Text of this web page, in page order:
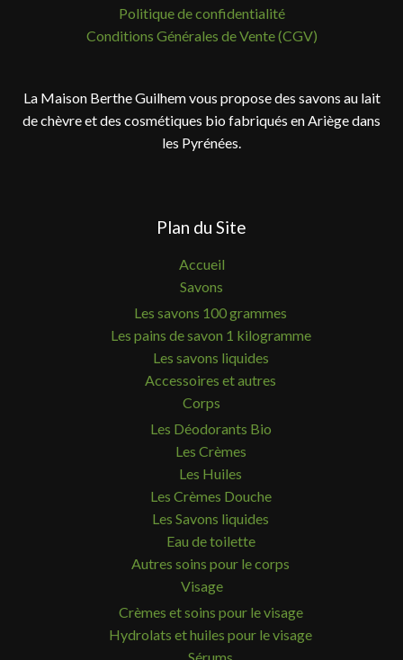
Politique de confidentialité
Conditions Générales de Vente (CGV)
La Maison Berthe Guilhem vous propose des savons au lait
de chèvre et des cosmétiques bio fabriqués en Ariège dans
les Pyrénées.
Plan du Site
Accueil
Savons
Les savons 100 grammes
Les pains de savon 1 kilogramme
Les savons liquides
Accessoires et autres
Corps
Les Déodorants Bio
Les Crèmes
Les Huiles
Les Crèmes Douche
Les Savons liquides
Eau de toilette
Autres soins pour le corps
Visage
Crèmes et soins pour le visage
Hydrolats et huiles pour le visage